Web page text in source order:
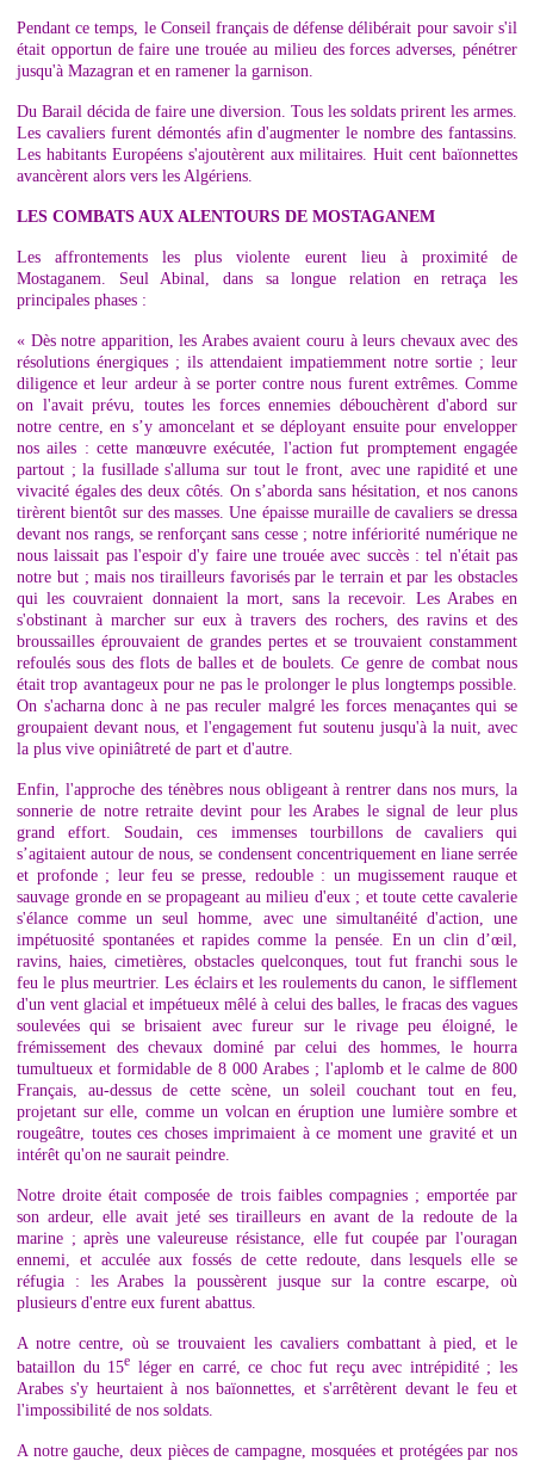
Pendant ce temps, le Conseil français de défense délibérait pour savoir s'il
était opportun de faire une trouée au milieu des forces adverses, pénétrer
jusqu'à Mazagran et en ramener la garnison.
Du Barail décida de faire une diversion. Tous les soldats prirent les armes.
Les cavaliers furent démontés afin d'augmenter le nombre des fantassins.
Les habitants Européens s'ajoutèrent aux militaires. Huit cent baïonnettes
avancèrent alors vers les Algériens.
LES COMBATS AUX ALENTOURS DE MOSTAGANEM
Les affrontements les plus violente eurent lieu à proximité de
Mostaganem. Seul Abinal, dans sa longue
relation en retraça les
principales phases :
« Dès notre apparition, les Arabes avaient couru à leurs chevaux avec des
résolutions énergiques ; ils attendaient impatiemment notre sortie ; leur
diligence et leur ardeur à se porter contre nous furent extrêmes. Comme
on l'avait prévu, toutes les forces ennemies débouchèrent d'abord sur
notre centre, en s’y amoncelant et se déployant ensuite pour envelopper
nos ailes : cette manœuvre exécutée, l'action fut promptement engagée
partout ; la fusillade s'alluma sur tout le front, avec une rapidité et une
vivacité égales des deux côtés. On s’aborda sans hésitation, et nos canons
tirèrent bientôt sur des masses. Une épaisse muraille de cavaliers se dressa
devant nos rangs, se renforçant sans cesse ; notre infériorité numérique ne
nous laissait pas l'espoir d'y faire une trouée avec succès : tel n'était pas
notre but ; mais nos tirailleurs favorisés par le terrain et par les obstacles
qui les couvraient donnaient la mort, sans la recevoir. Les Arabes en
s'obstinant à marcher sur eux à travers des rochers, des ravins et des
broussailles éprouvaient de grandes pertes et se trouvaient constamment
refoulés sous des flots de balles et de boulets. Ce genre de combat nous
était trop avantageux pour ne pas le prolonger le plus longtemps possible.
On s'acharna donc à ne pas reculer malgré les forces menaçantes qui se
groupaient devant nous, et l'engagement fut soutenu jusqu'à la nuit, avec
la plus vive opiniâtreté de part et d'autre.
Enfin, l'approche des ténèbres nous obligeant à rentrer dans nos murs, la
sonnerie de notre retraite devint pour les Arabes le signal de leur plus
grand effort. Soudain, ces immenses tourbillons de cavaliers qui
s’agitaient autour de nous, se condensent concentriquement en liane serrée
et profonde ; leur feu se presse, redouble : un mugissement rauque et
sauvage gronde en se propageant au milieu d'eux ; et toute cette cavalerie
s'élance comme un seul homme, avec une simultanéité d'action, une
impétuosité spontanées et rapides comme la pensée. En un clin d’œil,
ravins, haies, cimetières, obstacles quelconques, tout fut franchi sous le
feu le plus meurtrier. Les éclairs et les roulements du canon, le sifflement
d'un vent glacial et impétueux mêlé à celui des balles, le fracas des vagues
soulevées qui se brisaient avec fureur sur le rivage peu éloigné, le
frémissement des chevaux dominé par celui des hommes, le hourra
tumultueux et formidable de 8 000 Arabes ; l'aplomb et le calme de 800
Français, au-dessus de cette scène, un soleil couchant tout en feu,
projetant sur elle, comme un volcan en éruption une lumière sombre et
rougeâtre, toutes ces choses imprimaient à ce moment une gravité et un
intérêt qu'on ne saurait peindre.
Notre droite était composée de trois faibles compagnies ; emportée par
son ardeur, elle avait jeté ses tirailleurs en avant de la redoute de la
marine ; après une valeureuse résistance, elle fut coupée par l'ouragan
ennemi, et acculée aux fossés de cette redoute, dans lesquels elle se
réfugia : les Arabes la poussèrent jusque sur la contre escarpe, où
plusieurs d'entre eux furent abattus.
A notre centre, où se trouvaient les cavaliers combattant à pied, et le
bataillon du 15e léger en carré, ce choc fut reçu avec intrépidité ; les
Arabes s'y heurtaient à nos baïonnettes, et s'arrêtèrent devant le feu et
l'impossibilité de nos soldats.
A notre gauche, deux pièces de campagne, mosquées et protégées par nos